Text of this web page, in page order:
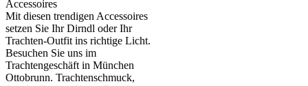
Accessoires
Mit diesen trendigen Accessoires
setzen Sie Ihr Dirndl oder Ihr
Trachten-Outfit ins richtige Licht.
Besuchen Sie uns im
Trachtengeschäft in München
Ottobrunn. Trachtenschmuck,